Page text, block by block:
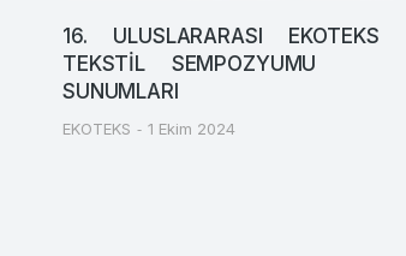
16. ULUSLARARASI EKOTEKS
TEKSTİL SEMPOZYUMU
SUNUMLARI
EKOTEKS 1 Ekim 2024